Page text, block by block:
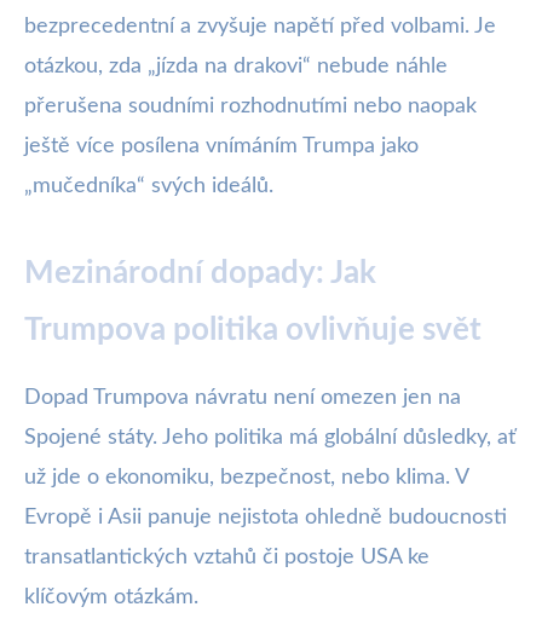
bezprecedentní a zvyšuje napětí před volbami. Je
otázkou, zda „jízda na drakovi“ nebude náhle
přerušena soudními rozhodnutími nebo naopak
ještě více posílena vnímáním Trumpa jako
„mučedníka“ svých ideálů.
Mezinárodní dopady: Jak
Trumpova politika ovlivňuje svět
Dopad Trumpova návratu není omezen jen na
Spojené státy. Jeho politika má globální důsledky, ať
už jde o ekonomiku, bezpečnost, nebo klima. V
Evropě i Asii panuje nejistota ohledně budoucnosti
transatlantických vztahů či postoje USA ke
klíčovým otázkám.